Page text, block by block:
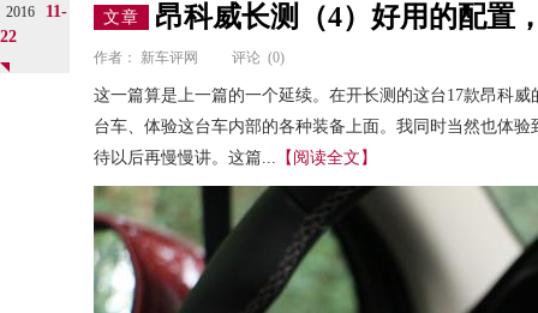
2016
11-
22
文章 昂科威长测（4）好用的配置
作者： 新车评网 评论 (0)
这一篇算是上一篇的一个延续。在开长测的这台17款昂科
台车、体验这台车内部的各种装备上面。我同时当然也体
待以后再慢慢讲。这篇... 【阅读全文】